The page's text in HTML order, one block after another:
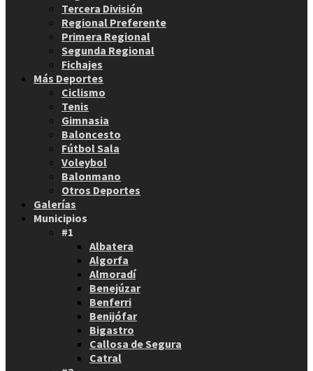
Tercera División
Regional Preferente
Primera Regional
Segunda Regional
Fichajes
Más Deportes
Ciclismo
Tenis
Gimnasia
Baloncesto
Fútbol Sala
Voleybol
Balonmano
Otros Deportes
Galerías
Municipios
#1
Albatera
Algorfa
Almoradí
Benejúzar
Benferri
Benijófar
Bigastro
Callosa de Segura
Catral